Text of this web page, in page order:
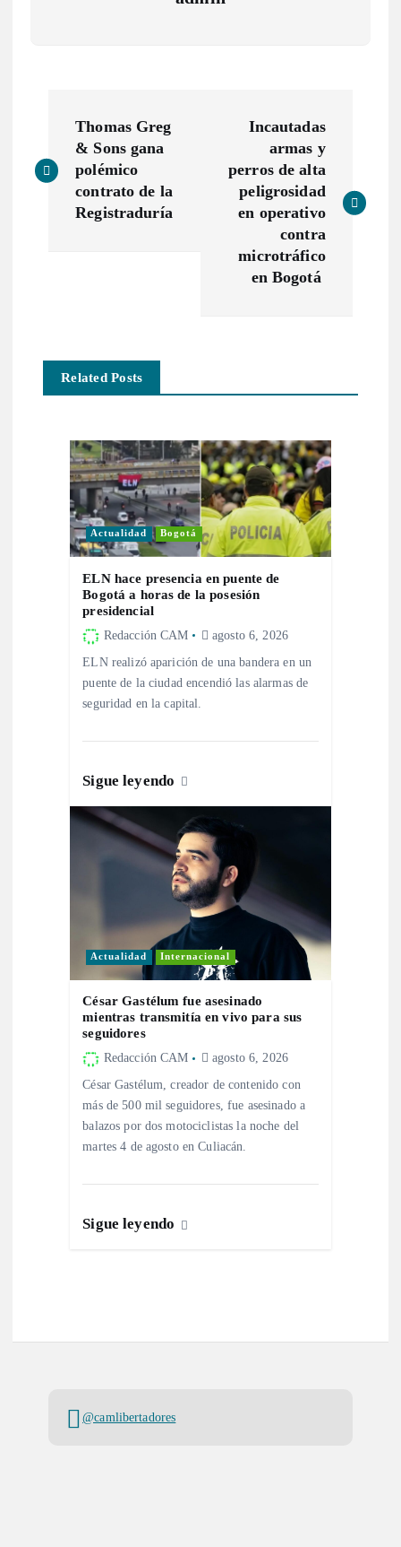
a
Thomas Greg
& Sons gana
polémico
contrato de la
Registraduría
Incautadas
armas y
perros de alta
peligrosidad
en operativo
contra
microtráfico
en Bogotá
Related Posts
Actualidad Bogotá
ELN hace presencia en puente de
Bogotá a horas de la posesión
presidencial
Redacción CAM agosto 6, 2026
ELN realizó aparición de una bandera en un
puente de la ciudad encendió las alarmas de
seguridad en la capital.
Sigue leyendo
Actualidad Internacional
César Gastélum fue asesinado
mientras transmitía en vivo para sus
seguidores
Redacción CAM agosto 6, 2026
César Gastélum, creador de contenido con
más de 500 mil seguidores, fue asesinado a
balazos por dos motociclistas la noche del
martes 4 de agosto en Culiacán.
Sigue leyendo
@camlibertadores